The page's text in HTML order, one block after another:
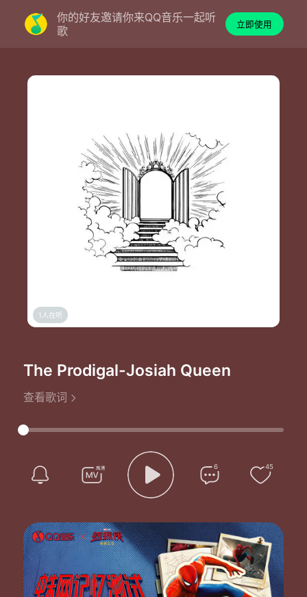
你的好友邀请你来QQ音乐一起听
歌
立即使用
1人在听
The Prodigal-Josiah Queen
查看歌词
6 45